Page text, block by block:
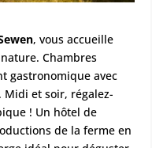
, vous accueille
Chambres
gastronomique avec
et soir, régalez-
! Un hôtel de
de la ferme en